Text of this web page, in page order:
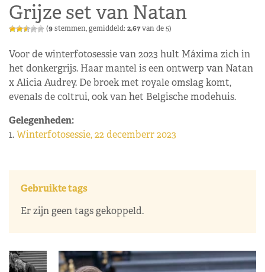
Grijze set van Natan
(9stemmen, gemiddeld: 2,67van de 5)
Voor de winterfotosessie van 2023 hult Máxima zich in
het donkergrijs. Haar mantel is een ontwerp van Natan
x Alicia Audrey. De broek met royale omslag komt,
evenals de coltrui, ook van het Belgische modehuis.
Gelegenheden:
1.Winterfotosessie, 22 decemberr 2023
Gebruikte tags
Er zijn geen tags gekoppeld.